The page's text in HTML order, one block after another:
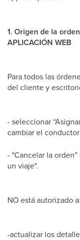
1. Origen de la
APLICACIÓN WEB
Para todos las
del cliente y
- seleccionar
cambiar el conductor
- "Cancelar la
un viaje".
NO está autorizado a:
-actualizar los